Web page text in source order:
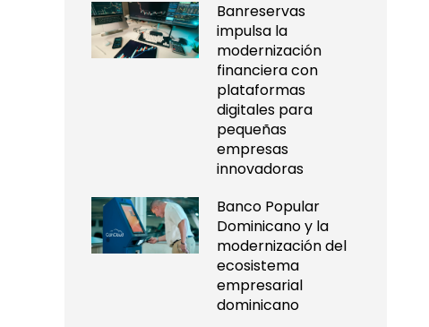
Banreservas
impulsa la
modernización
financiera con
plataformas
digitales para
pequeñas
empresas
innovadoras
Banco Popular
Dominicano y la
modernización del
ecosistema
empresarial
dominicano